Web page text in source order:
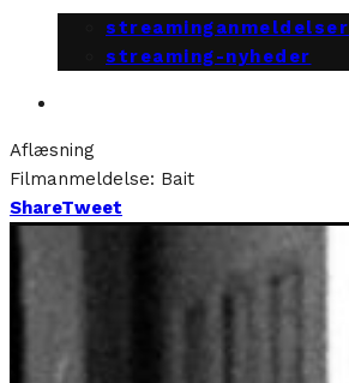
streaminganmeldelser
streaming-nyheder
Aflæsning
Filmanmeldelse: Bait
ShareTweet